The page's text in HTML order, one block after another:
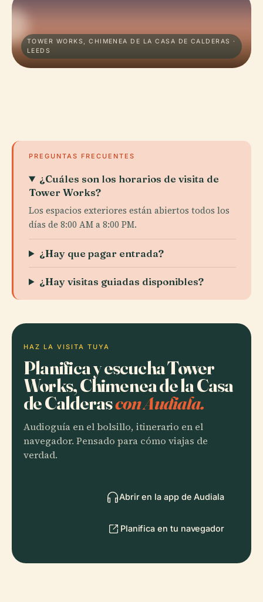
TOWER WORKS, CHIMENEA DE LA CASA DE CALDERAS ·
LEEDS
PREGUNTAS FRECUENTES
¿Cuáles son los horarios de visita de
Tower Works?
Los espacios exteriores están abiertos todos los
días de 8:00 AM a 8:00 PM.
¿Hay que pagar entrada?
¿Hay visitas guiadas disponibles?
HAZ LA VISITA TUYA
Planifica y escucha Tower
Works, Chimenea de la Casa
de Calderascon Audiala.
Audioguía en el bolsillo, itinerario en el
navegador. Pensado para cómo viajas de
verdad.
Abrir en la app de Audiala
Planifica en tu navegador